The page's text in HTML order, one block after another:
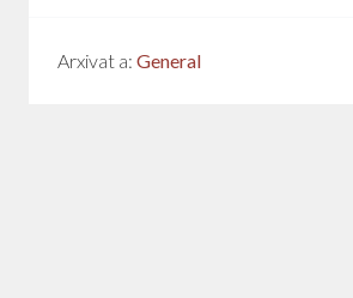
Arxivat a: General